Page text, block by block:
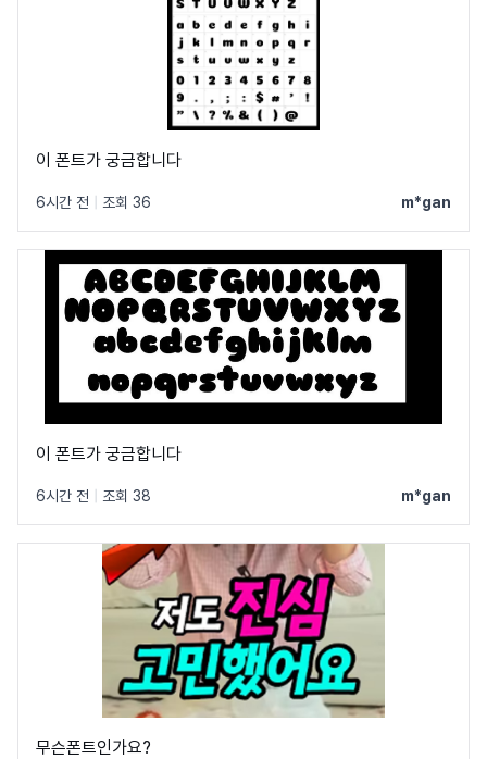
이 폰트가 궁금합니다
6시간 전 조회 36 m*gan
이 폰트가 궁금합니다
6시간 전 조회 38 m*gan
무슨폰트인가요?